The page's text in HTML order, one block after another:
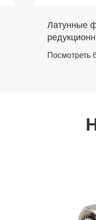
Латунные
Посмотреть